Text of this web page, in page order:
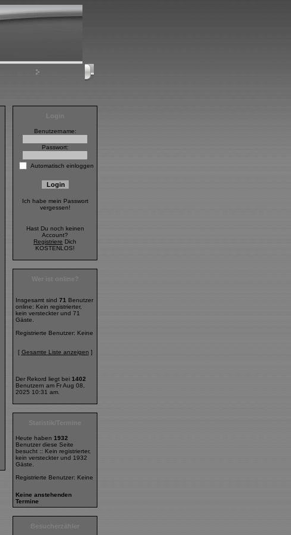
Benutzername:
Passwort:
Automatisch einloggen
Ich habe mein Passwort
vergessen!
Hast Du noch keinen
Account?
Registriere Dich
KOSTENLOS!
Insgesamt sind 71 Benutzer
online: Kein registrierter,
kein versteckter und 71
Gäste.
Registrierte Benutzer: Keine
[ Gesamte Liste anzeigen ]
Der Rekord liegt bei 1402
Benutzern am Fr Aug 08,
2025 10:31 am.
Heute haben 1932
Benutzer diese Seite
besucht :: Kein registrierter,
kein versteckter und 1932
Gäste.
Registrierte Benutzer: Keine
Keine anstehenden
Termine